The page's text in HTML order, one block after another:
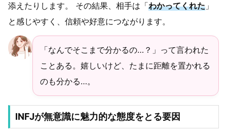
添えたりします。 その結果、相手は「わかってくれた 」
と感じやすく、信頼や好意につながります。
「なんでそこまで分かるの…？」って言われた
ことある。嬉しいけど、たまに距離を置かれる
のも分かる…。
INFJが無意識に魅力的な態度をとる要因